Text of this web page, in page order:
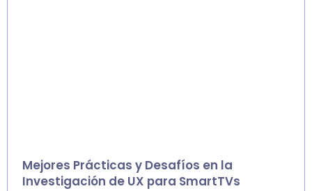
Mejores Prácticas y Desafíos en la
Investigación de UX para SmartTVs